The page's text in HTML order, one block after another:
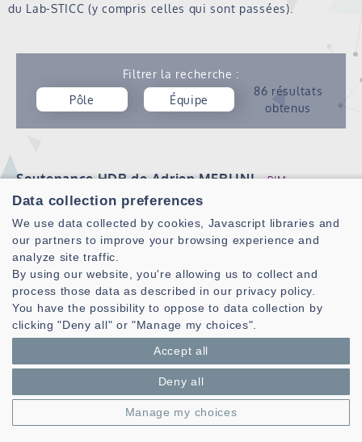
du Lab-STICC (y compris celles qui sont passées).
Filtrer la recherche :
Pôle
Équipe
86 résultats
obtenus
Soutenance HDR de Adrien MERLINI PIM
Publié le 01/12/2024
Adrien Merlini soutiendra son HDR intitulée "Pushing
Boundaries in Computational Electromagnetics: Fast and
Accurate Methods for Industrial, Medical, and Emerging
Applications" le 6 décembre 2024 à 13H30 à UFR Science
à Brest. Pour plus d'information…
Lire la suite
Conférence scientifique sur l'apprentissage
automatique pour le calcul des champs
électromagnétiques
Data collection preferences
We use data collected by cookies, Javascript libraries and
our partners to improve your browsing experience and
analyze site traffic.
By using our website, you're allowing us to collect and
process those data as described in our privacy policy.
You have the possibility to oppose to data collection by
clicking "Deny all" or "Manage my choices".
Accept all
Deny all
Manage my choices